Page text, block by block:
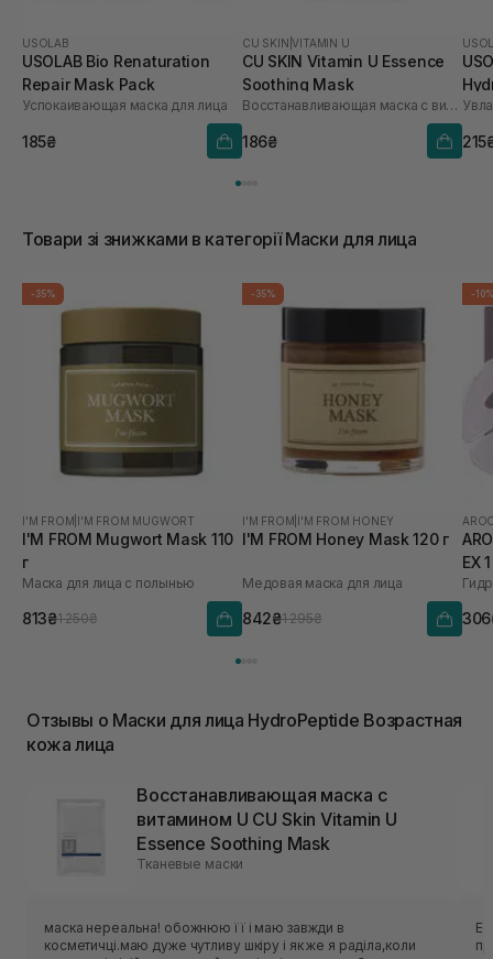
USOLAB
USOLAB Bio Renaturation
Repair Mask Pack
Успокаивающая маска для лица
185₴
CU SKIN |VITAMIN U
CU SKIN Vitamin U Essence
Soothing Mask
Восстанавливающая маска с витамином U
186₴
шт
Товари зі знижками в категорії Маски для лица
-35%
I'M FROM I'M FROM MUGWORT
I'M FROM Mugwort Mask 110
г
Маска для лица с полынью
813₴1 250₴
-35%
I'M FROM I'M FROM HONEY
I'M FROM Honey Mask 120 г
Медовая маска для лица
842₴1 295₴
-
EX
Отзывы о Маски для лица HydroPeptide Возрастная
кожа лица
Восстанавливающая маска с
витамином U CU Skin Vitamin U
Essence Soothing Mask
Тканевые маски
маска нереальна! обожнюю її і маю завжди в
косметичці.маю дуже чутливу шкіру і як же я раділа,коли